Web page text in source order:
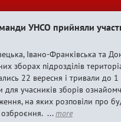
УНСО прийняли
Івано-Франківська та
зборах підрозділів
22 вересня і тривали до
для учасників зборів
на яких розповіли про
озброєння. ...more